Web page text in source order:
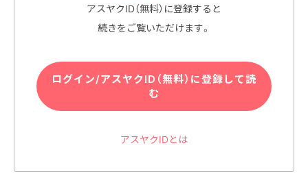
アスヤクID（無料）に登録すると
続きをご覧いただけます。
ログイン/アスヤクID（無料）に登録して読
む
アスヤクIDとは